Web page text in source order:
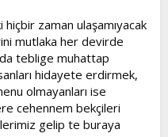
zaman ulaşamıyacak
mutlaka her devirde
teblige muhattap
hidayete erdirmek,
olmayanları ise
cehennem bekçileri
gelip te buraya